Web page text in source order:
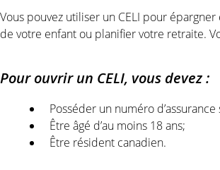
Vous pouvez utiliser un CELI pour
de votre enfant ou planifier votre retraite.
Pour ouvrir un CELI, vous devez :
Posséder un numéro
Être âgé d’au moins 18 ans;
Être résident canadien.